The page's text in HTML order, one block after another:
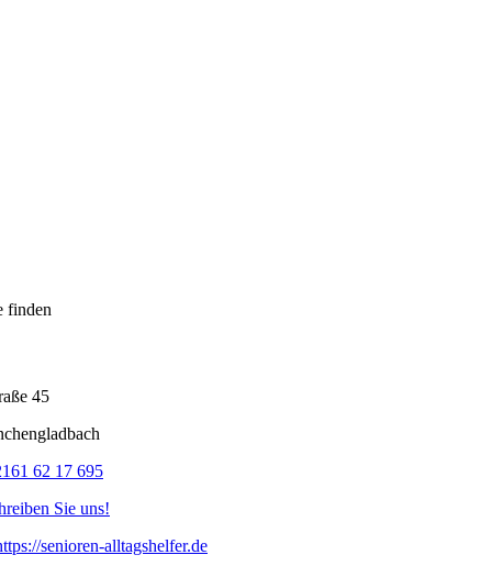
finden
45
62 17 695
Sie uns!
senioren-alltagshelfer.de